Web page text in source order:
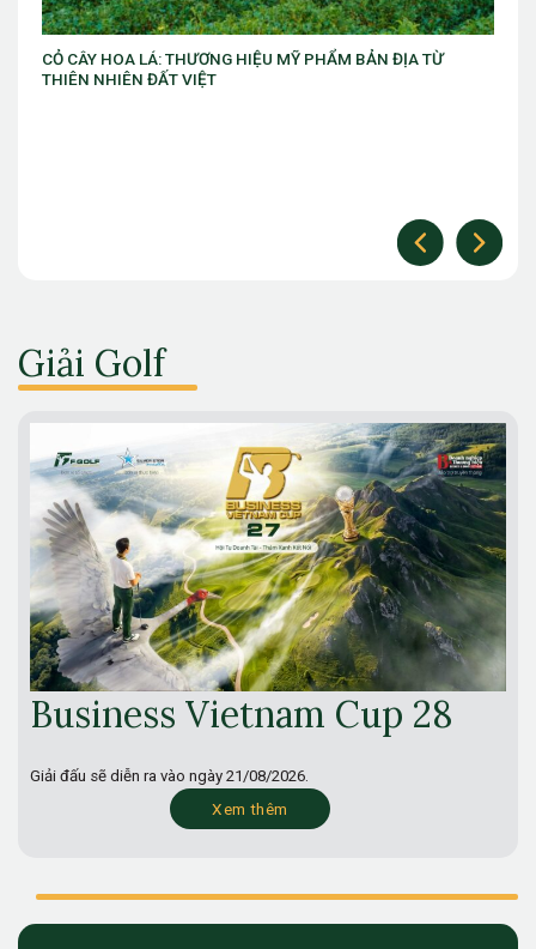
BẢN ĐỊA TỪ
VIB ra mắt chương trình “VIB Swing – Mở
làm chủ thời cuộc” với ưu đãi Golf lên đến
Giải Golf
Business Vietnam Cup 28
Giải đấu sẽ diễn ra vào ngày 21/08/2026.
Xem thêm